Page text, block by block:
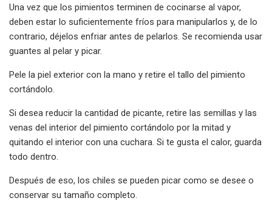
Una vez que los pimientos terminen de cocinarse al vapor,
deben estar lo suficientemente fríos para manipularlos y, de lo
contrario, déjelos enfriar antes de pelarlos. Se recomienda usar
guantes al pelar y picar.
Pele la piel exterior con la mano y retire el tallo del pimiento
cortándolo.
Si desea reducir la cantidad de picante, retire las semillas y las
venas del interior del pimiento cortándolo por la mitad y
quitando el interior con una cuchara. Si te gusta el calor, guarda
todo dentro.
Después de eso, los chiles se pueden picar como se desee o
conservar su tamaño completo.